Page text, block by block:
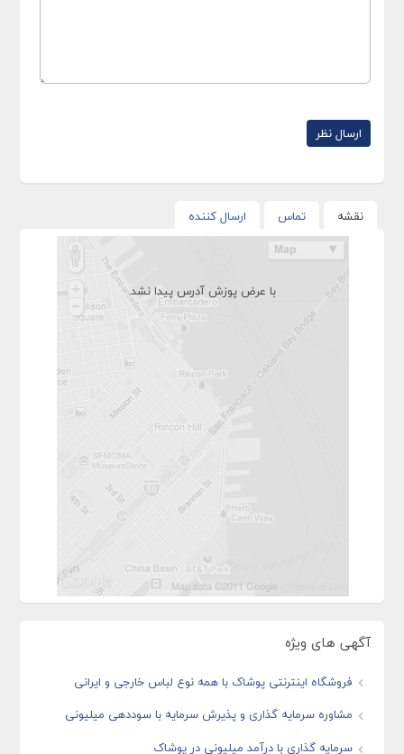
نقشه تماس ارسال کننده
با عرض پوزش آدرس پیدا نشد.
آگهی های ویژه
فروشگاه اینترنتی پوشاک با همه نوع لباس خارجی و ایرانی
مشاوره سرمایه گذاری و پذیرش سرمایه با سوددهی میلیونی
سرمایه گذاری با درآمد میلیونی در پوشاک